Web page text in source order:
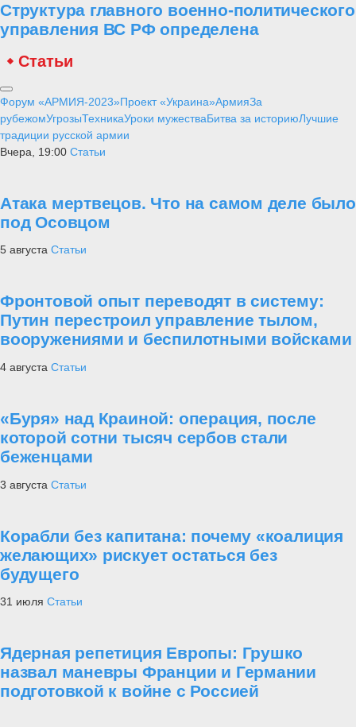
Структура главного военно-политического
управления ВС РФ определена
Статьи
Форум «АРМИЯ-2023»Проект «Украина»АрмияЗа
рубежомУгрозыТехникаУроки мужестваБитва за историюЛучшие
традиции русской армии
Вчера, 19:00 Статьи
Атака мертвецов. Что на самом деле было
под Осовцом
5 августа Статьи
Фронтовой опыт переводят в систему:
Путин перестроил управление тылом,
вооружениями и беспилотными войсками
4 августа Статьи
«Буря» над Краиной: операция, после
которой сотни тысяч сербов стали
беженцами
3 августа Статьи
Корабли без капитана: почему «коалиция
желающих» рискует остаться без
будущего
31 июля Статьи
Ядерная репетиция Европы: Грушко
назвал маневры Франции и Германии
подготовкой к войне с Россией